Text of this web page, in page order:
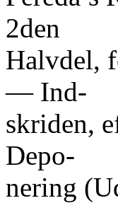
2den
Halvdel,
— Ind-
skriden,
Depo-
nering